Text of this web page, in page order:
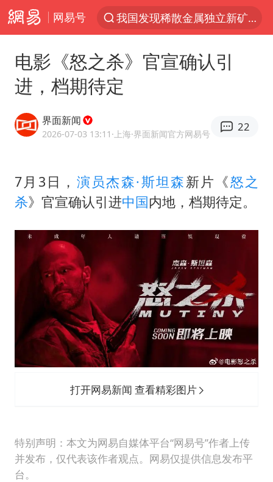
网易号
我国发现稀散金属独立新矿物——乌斯河锗矿
部分银行上调存款利率
小沈阳加盟《披荆斩棘》
朱一龙的鼻子怎么了
三预警齐发 11个省份有大到暴雨
上海地铁4条线路全线停运
上海鼓励居家办公
国乒连续两站无缘冠军
5万小车卖不动 微型代步车集体遇冷
科创50指数跌幅扩大至2%
周星驰妈妈现身香港首映礼
白海豚路径图
56岁刘奕君跟13岁女儿合跳
从科技创新看开局起步的时与势
电影《怒之杀》官宣确认引
进，档期待定
界面新闻
2026-07-03 13:11 ·上海·界面新闻官方网易号
22
7月3日， 演员杰森·斯坦森新片《怒之
杀》官宣确认引进中国内地，档期待定。
打开网易新闻 查看精彩图片
特别声明：本文为网易自媒体平台“网易号”作者上传
并发布，仅代表该作者观点。网易仅提供信息发布平
台。